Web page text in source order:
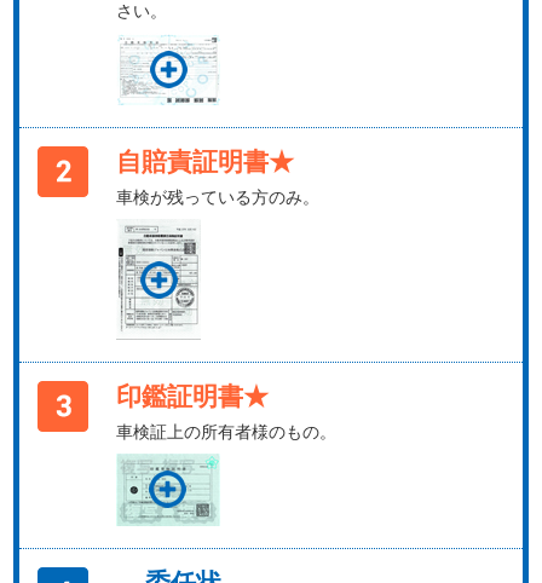
さい。
自賠責証明書★
車検が残っている方のみ。
印鑑証明書★
車検証上の所有者様のもの。